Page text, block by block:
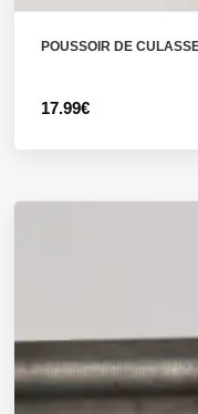
POUSSOIR DE
17.99€